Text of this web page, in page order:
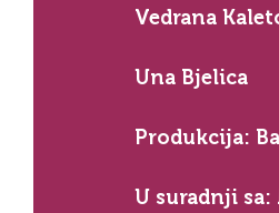
Vedrana
Una Bjelica
Produkcija:
U suradnji